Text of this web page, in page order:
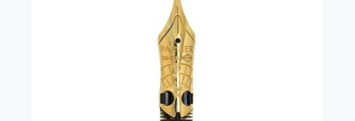
Все запчасти